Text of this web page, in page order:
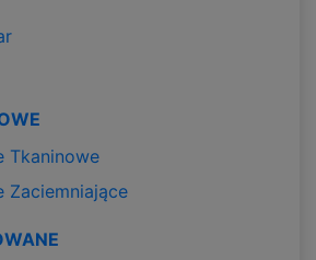
Tkaninowe
Zaciemniające